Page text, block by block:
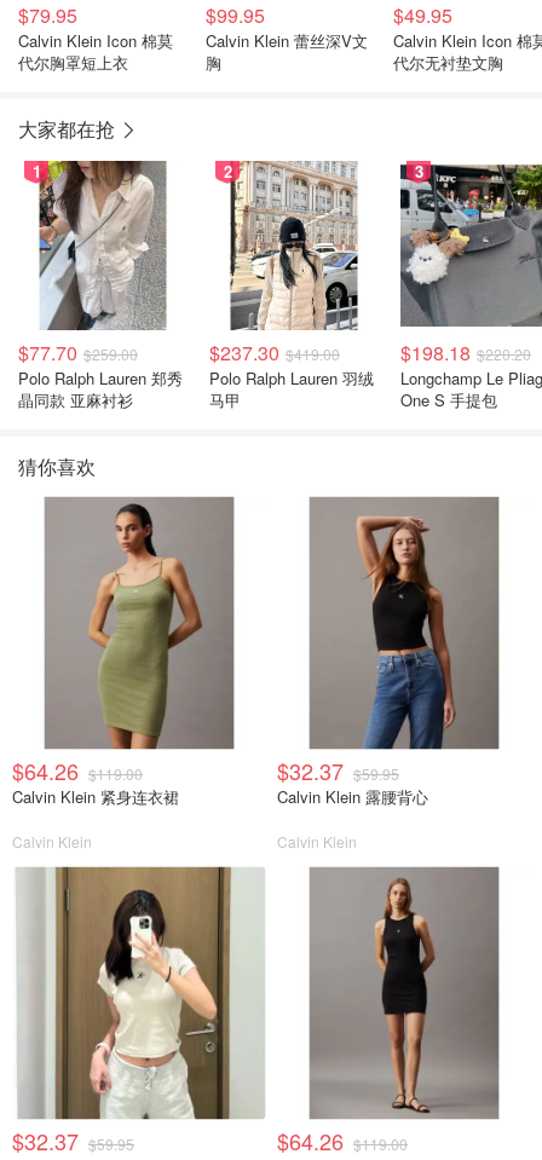
$79.95
Calvin Klein Icon 棉莫
代尔胸罩短上衣
$99.95
Calvin Klein 蕾丝深V文
胸
$49.95
Calvin Klein Icon 棉
代尔无衬垫文胸
大家都在抢
1
$77.70 $259.00
Polo Ralph Lauren 郑秀
晶同款 亚麻衬衫
2
$237.30 $419.00
Polo Ralph Lauren 羽绒
马甲
3
$198.18 $220.20
Longchamp Le
One S 手提包
猜你喜欢
$64.26 $119.00
Calvin Klein 紧身连衣裙
Calvin Klein
$32.37 $59.95
Calvin Klein 露腰背心
Calvin Klein
$32.37 $59.95 $64.26 $119.00